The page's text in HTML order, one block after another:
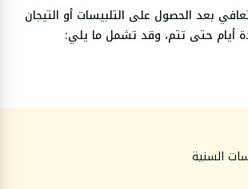
بعد الحصول على التلبيسات أو التيجان
أيام حتى تتم، وقد تشمل ما يلي: